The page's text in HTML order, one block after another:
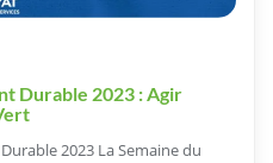
Durable 2023 : Agir
2023 La Semaine du